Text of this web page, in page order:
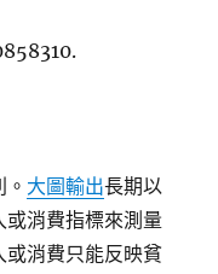
大圖輸出長期以
消費指標來測量
消費只能反映貧